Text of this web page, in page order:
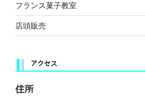
フランス菓子教室
店頭販売
アクセス
住所